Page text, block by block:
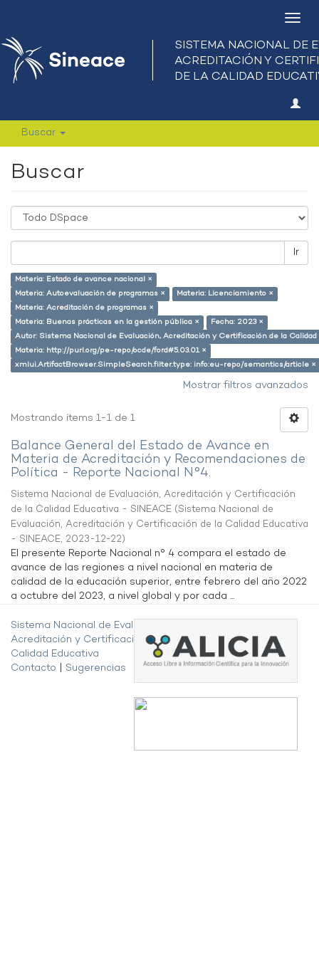
Buscar
Buscar
Ir
Materia: Estado de avance nacional ×
Materia: Autoevaluación de programas ×
Materia: Licenciamiento ×
Materia: Acreditación de programas ×
Materia: Buenas prácticas en la gestión pública ×
Fecha: 2023 ×
Autor: Sistema Nacional de Evaluación, Acreditación y Certificación de la
Materia: http://purl.org/pe-repo/ocde/ford#5.03.01 ×
xmlui.ArtifactBrowser.SimpleSearch.filter.type: info:eu-repo/semantics/article ×
Mostrar filtros avanzados
Mostrando ítems 1-1 de 1
Balance General del Estado de Avance en
Materia de Acreditación y Recomendaciones de
Política - Reporte Nacional N°4.
Sistema Nacional de Evaluación, Acreditación y Certificación
de la Calidad Educativa - SINEACE (Sistema Nacional de
Evaluación, Acreditación y Certificación de la Calidad Educativa
- SINEACE, 2023-12-22)
El presente Reporte Nacional n° 4 compara el estado de
avance de las regiones a nivel nacional en materia de
calidad de la educación superior, entre febrero del año 2022
a octubre del 2023, a nivel global y por cada ...
Sistema Nacional de Evaluación,
Acreditación y Certificación de la
Calidad Educativa
Contacto
Sugerencias